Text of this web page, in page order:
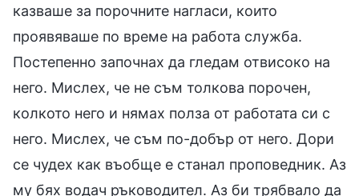
казваше за порочните нагласи, които
проявяваше по време на работа служба.
Постепенно започнах да гледам отвисоко на
него. Мислех, че не съм толкова порочен,
колкото него и нямах полза от работата си с
него. Мислех, че съм по-добър от него. Дори
се чудех как въобще е станал проповедник. Аз
му бях водач ръководител. Аз би трябвало да